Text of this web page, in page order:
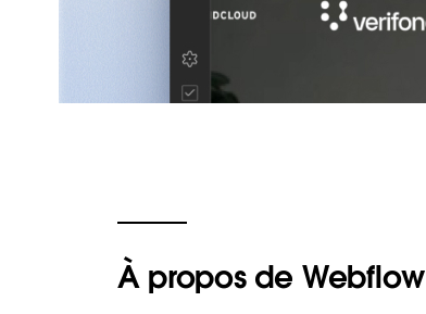
À propos de Webflow